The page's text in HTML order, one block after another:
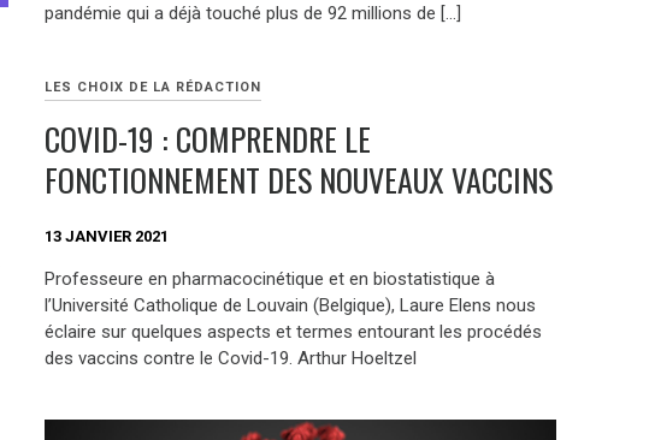
pandémie qui a déjà touché plus de 92 millions de […]
LES CHOIX DE LA RÉDACTION
COVID-19 : COMPRENDRE LE
FONCTIONNEMENT DES NOUVEAUX VACCINS
13 JANVIER 2021
Professeure en pharmacocinétique et en biostatistique à
l’Université Catholique de Louvain (Belgique), Laure Elens nous
éclaire sur quelques aspects et termes entourant les procédés
des vaccins contre le Covid-19. Arthur Hoeltzel